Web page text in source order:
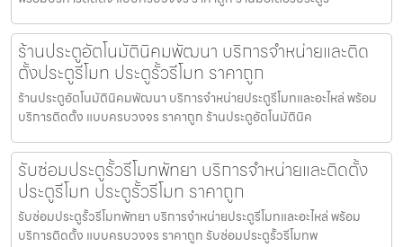
ร้านประตูอัตโนมัตินิคมพัฒนา บริการจำหน่ายและติด
ตั้งประตูรีโมท ประตูรั้วรีโมท ราคาถูก
ร้านประตูอัตโนมัตินิคมพัฒนา บริการจำหน่ายประตูรีโมทและอะไหล่ พร้อม
บริการติดตั้ง แบบครบวงจร ราคาถูก ร้านประตูอัตโนมัตินิค
รับซ่อมประตูรั้วรีโมทพัทยา บริการจำหน่ายและติดตั้ง
ประตูรีโมท ประตูรั้วรีโมท ราคาถูก
รับซ่อมประตูรั้วรีโมทพัทยา บริการจำหน่ายประตูรีโมทและอะไหล่ พร้อม
บริการติดตั้ง แบบครบวงจร ราคาถูก รับซ่อมประตูรั้วรีโมทพ